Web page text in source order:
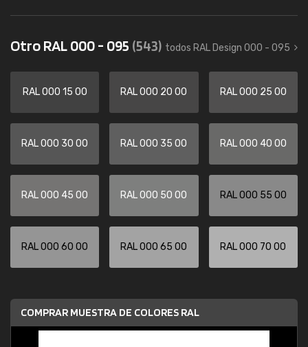
Otro RAL 000 - 095 (543) todos RAL Design 000 - 095
RAL 000 15 00 RAL 000 20 00 RAL 000 25 00
RAL 000 30 00 RAL 000 35 00 RAL 000 40 00
RAL 000 45 00 RAL 000 50 00 RAL 000 55 00
RAL 000 60 00 RAL 000 65 00 RAL 000 70 00
COMPRAR MUESTRA DE COLORES RAL